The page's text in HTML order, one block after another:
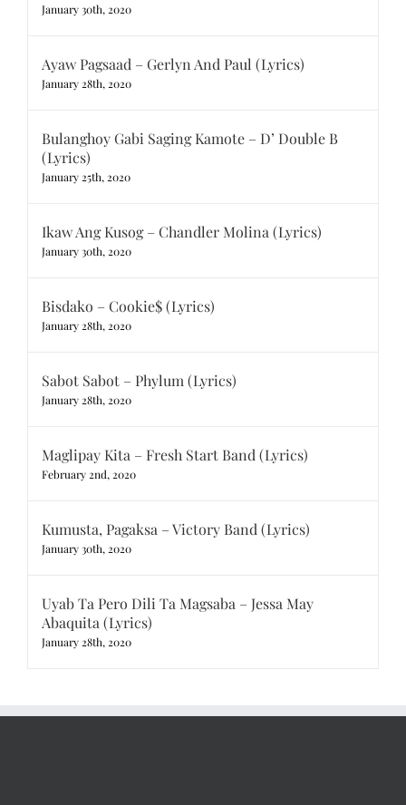
January 30th, 2020
Ayaw Pagsaad – Gerlyn And Paul (Lyrics)
January 28th, 2020
Bulanghoy Gabi Saging Kamote – D’ Double B
(Lyrics)
January 25th, 2020
Ikaw Ang Kusog – Chandler Molina (Lyrics)
January 30th, 2020
Bisdako – Cookie$ (Lyrics)
January 28th, 2020
Sabot Sabot – Phylum (Lyrics)
January 28th, 2020
Maglipay Kita – Fresh Start Band (Lyrics)
February 2nd, 2020
Kumusta, Pagaksa – Victory Band (Lyrics)
January 30th, 2020
Uyab Ta Pero Dili Ta Magsaba – Jessa May
Abaquita (Lyrics)
January 28th, 2020